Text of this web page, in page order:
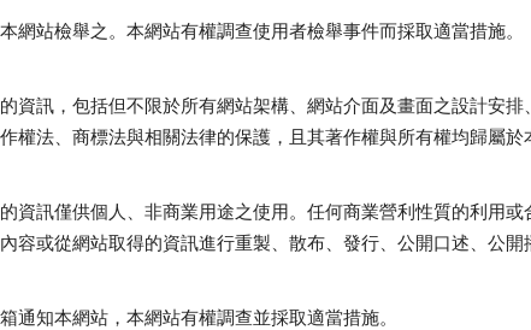
站檢舉之。本網站有權調查使用者檢舉事件而採取適當措施。
訊，包括但不限於所有網站架構、網站介面及畫面之設計安排
法、商標法與相關法律的保護，且其著作權與所有權均歸屬於
訊僅供個人、非商業用途之使用。任何商業營利性質的利用或
或從網站取得的資訊進行重製、散布、發行、公開口述、公開
知本網站，本網站有權調查並採取適當措施。